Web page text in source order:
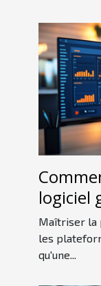
logiciel
Maîtriser la
les
qu'une...